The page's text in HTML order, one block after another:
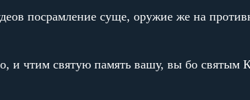
посрамление суще, оружие же на
и чтим святую память вашу, вы бо святым